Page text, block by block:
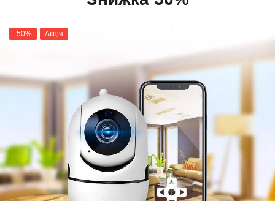
-50% Акція